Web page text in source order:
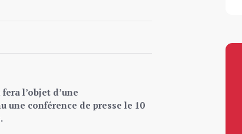
l’objet d’une
une conférence de presse le 10